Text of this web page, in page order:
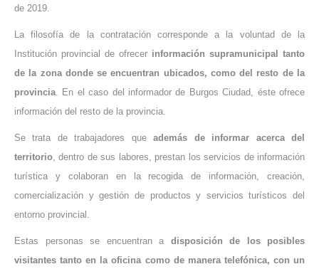
de 2019.
La filosofía de la contratación corresponde a la voluntad de la
Institución provincial de ofrecer información supramunicipal tanto
de la zona donde se encuentran ubicados, como del resto de la
provincia . En el caso del informador de Burgos Ciudad, éste ofrece
información del resto de la provincia.
Se trata de trabajadores queademás de informar acerca del
territorio , dentro de sus labores, prestan los servicios de información
turística y colaboran en la recogida de información, creación,
comercialización y gestión de productos y servicios turísticos del
entorno provincial.
Estas personas se encuentran a disposición de los posibles
visitantes tanto en la oficina como de manera telefónica, con un